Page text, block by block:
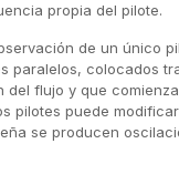
propia del pilote.
de un único
paralelos, colocados
del flujo y que
pilotes puede
se producen